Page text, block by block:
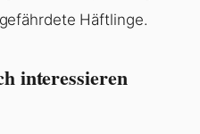
Häftlinge.
interessieren